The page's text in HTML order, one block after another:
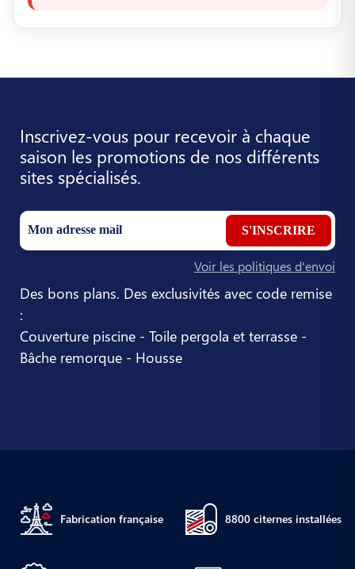
Inscrivez-vous pour recevoir à chaque
saison les promotions de nos différents
sites spécialisés.
S'INSCRIRE
Voir les politiques d'envoi
Des bons plans. Des exclusivités avec code remise
:
Couverture piscine - Toile pergola et terrasse -
Bâche remorque - Housse
Fabrication française 8800 citernes installées